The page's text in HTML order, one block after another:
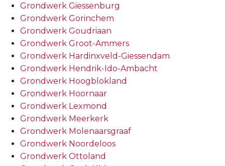
Grondwerk Giessenburg
Grondwerk Gorinchem
Grondwerk Goudriaan
Grondwerk Groot-Ammers
Grondwerk Hardinxveld-Giessendam
Grondwerk Hendrik-Ido-Ambacht
Grondwerk Hoogblokland
Grondwerk Hoornaar
Grondwerk Lexmond
Grondwerk Meerkerk
Grondwerk Molenaarsgraaf
Grondwerk Noordeloos
Grondwerk Ottoland